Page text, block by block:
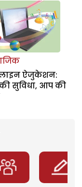
ऐजुकेशन:
सुविधा, आप की